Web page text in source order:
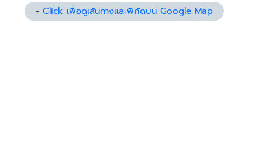
-Click เพื่อดูเส้นทางและพิกัดบน Google Map